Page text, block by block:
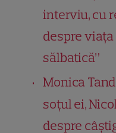
interviu, cu
despre viața
sălbatică”
Monica
soțul ei,
despre